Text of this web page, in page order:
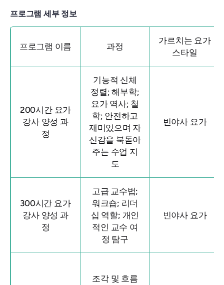
프로그램 세부 정보
프로그램 이름 과정
가르치는 요가
스타일
200시간 요가
강사 양성 과
정
기능적 신체
정렬; 해부학;
요가 역사; 철
학; 안전하고
재미있으며 자
신감을 북돋아
주는 수업 지
도
빈야사 요가
300시간 요가
강사 양성 과
정
고급 교수법;
워크숍; 리더
십 역할; 개인
적인 교수 여
정 탐구
빈야사 요가
조각 및 흐름